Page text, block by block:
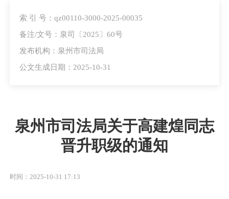
索 引 号：qz00110-3000-2025-00035
备注/文号：泉司〔2025〕60号
发布机构：泉州市司法局
公文生成日期：2025-10-31
泉州市司法局关于高建煌同志
晋升职级的通知
时间：2025-10-31 17:13